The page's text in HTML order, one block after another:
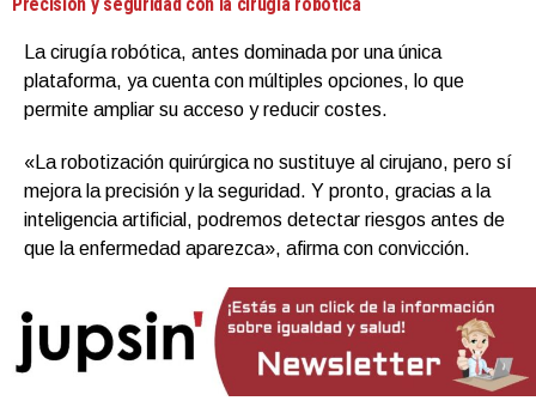
Precisión y seguridad con la cirugía robótica
La cirugía robótica, antes dominada por una única
plataforma, ya cuenta con múltiples opciones, lo que
permite ampliar su acceso y reducir costes.
«La robotización quirúrgica no sustituye al cirujano, pero sí
mejora la precisión y la seguridad. Y pronto, gracias a la
inteligencia artificial, podremos detectar riesgos antes de
que la enfermedad aparezca», afirma con convicción.